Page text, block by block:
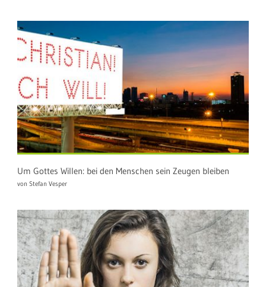
Um Gottes Willen: bei den Menschen sein Zeugen bleiben
von Stefan Vesper